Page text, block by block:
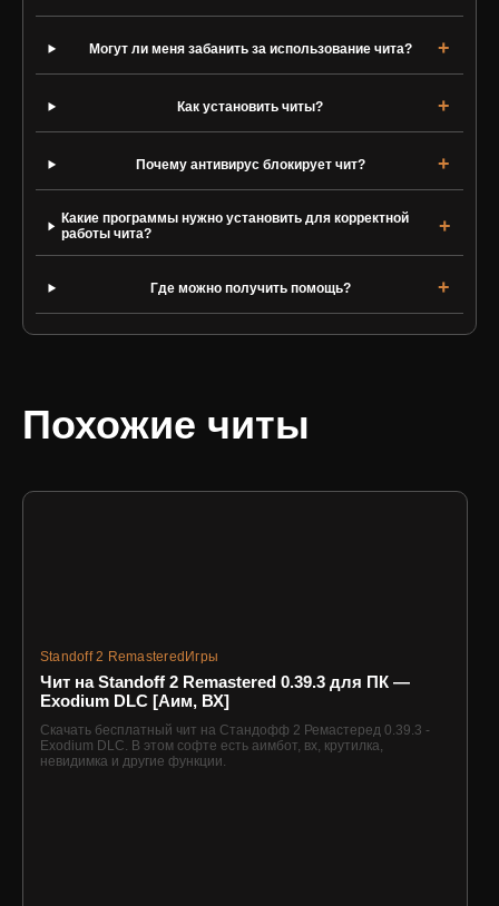
Могут ли меня забанить за использование чита?
Как установить читы?
Почему антивирус блокирует чит?
Какие программы нужно установить для корректной
работы чита?
Где можно получить помощь?
Похожие читы
Standoff 2 RemasteredИгры
Чит на Standoff 2 Remastered 0.39.3 для ПК —
Exodium DLC [Аим, ВХ]
Скачать бесплатный чит на Стандофф 2 Ремастеред 0.39.3 -
Exodium DLC. В этом софте есть аимбот, вх, крутилка,
невидимка и другие функции.